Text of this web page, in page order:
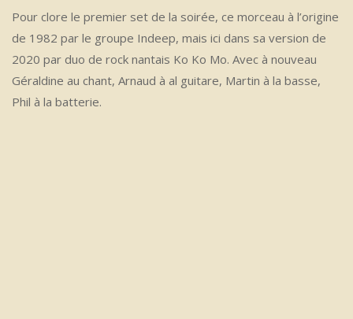
Pour clore le premier set de la soirée, ce morceau à l’origine
de 1982 par le groupe Indeep, mais ici dans sa version de
2020 par duo de rock nantais Ko Ko Mo. Avec à nouveau
Géraldine au chant, Arnaud à al guitare, Martin à la basse,
Phil à la batterie.